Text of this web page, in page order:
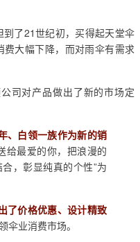
了21世纪初，买得起天堂伞
大幅下降，而对雨伞有需求
司对产品做出了新的市场定
、白领一族作为新的销
给最爱的你，把浪漫的
，彰显纯真的个性”为
了价格优惠、设计精致
伞业消费市场。